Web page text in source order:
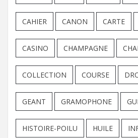
CAHIER CANON CARTE
CASINO CHAMPAGNE
COLLECTION COURSE
GEANT GRAMOPHONE
HISTOIRE-POILU HUILE